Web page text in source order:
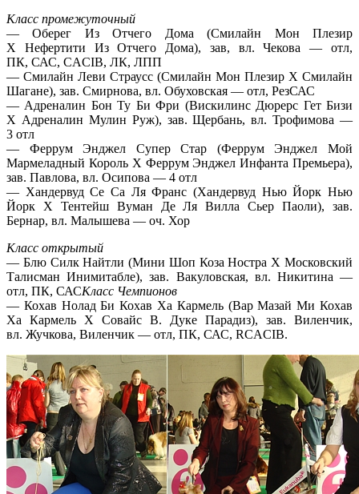
Класс промежуточный
— Оберег Из Отчего Дома (Смилайн Мон Плезир
Х Нефертити Из Отчего Дома), зав, вл. Чекова — отл,
ПК, САС, CACIB, ЛК, ЛПП
— Смилайн Леви Страусс (Смилайн Мон Плезир Х Смилайн
Шагане), зав. Смирнова, вл. Обуховская — отл, РезСАС
— Адреналин Бон Ту Би Фри (Вискилинс Дюрерс Гет Бизи
Х Адреналин Мулин Руж), зав. Щербань, вл. Трофимова —
3 отл
— Феррум Энджел Супер Стар (Феррум Энджел Мой
Мармеладный Король Х Феррум Энджел Инфанта Премьера),
зав. Павлова, вл. Осипова — 4 отл
— Хандервуд Се Са Ля Франс (Хандервуд Нью Йорк Нью
Йорк Х Тентейш Вуман Де Ля Вилла Сьер Паоли), зав.
Бернар, вл. Малышева — оч. Хор
Класс открытый
— Блю Силк Найтли (Мини Шоп Коза Ностра Х Московский
Талисман Инимитабле), зав. Вакуловская, вл. Никитина —
отл, ПК, САСКласс Чемпионов
— Кохав Нолад Би Кохав Ха Кармель (Вар Мазай Ми Кохав
Ха Кармель Х Совайс В. Дуке Парадиз), зав. Виленчик,
вл. Жучкова, Виленчик — отл, ПК, САС, RCACIB.